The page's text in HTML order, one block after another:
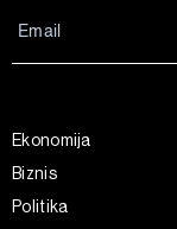
Ekonomija
Biznis
Politika